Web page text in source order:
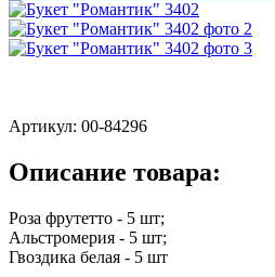
Артикул: 00-84296
Описание товара:
Роза фрутетто - 5 шт;
Альстромерия - 5 шт;
Гвоздика белая - 5 шт